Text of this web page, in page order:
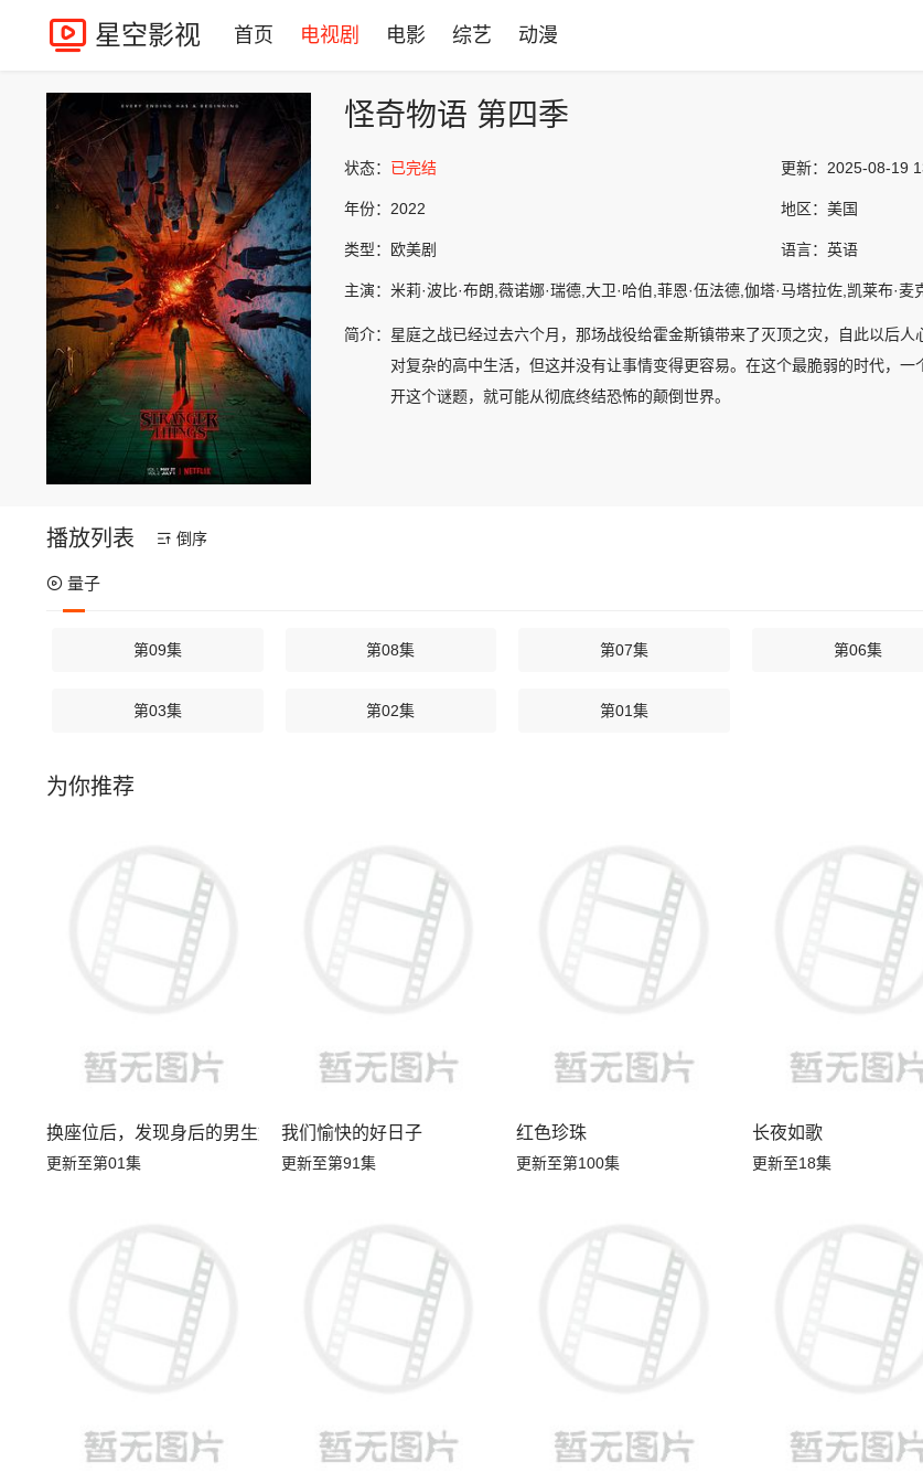
星空影视 首页 电视剧 电影 综艺 动漫
怪奇物语 第四季
状态： 已完结 更新： 2025-08-19
年份： 2022 地区： 美国
类型： 欧美剧 语言： 英语
主演： 米莉·波比·布朗,薇诺娜·瑞德,大卫·哈伯,菲恩·伍法德,伽塔·马塔拉佐,凯莱布·
简介： 星庭之战已经过去六个月，那场战役给霍金斯镇带来了灭顶之灾，自此以后
对复杂的高中生活，但这并没有让事情变得更容易。在这个最脆弱的时代，
开这个谜题，就可能从彻底终结恐怖的颠倒世界。
播放列表 倒序
量子
第09集 第08集 第07集 第06集
第03集 第02集 第01集
为你推荐
换座位后，发现身后的男生好像喜欢我
更新至第01集
我们愉快的好日子
更新至第91集
红色珍珠
更新至第100集
长夜如歌
更新至18集